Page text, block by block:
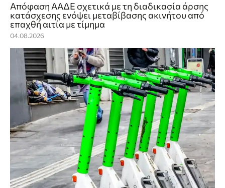
Απόφαση ΑΑΔΕ σχετικά με τη διαδικασία άρσης
κατάσχεσης ενόψει μεταβίβασης ακινήτου από
επαχθή αιτία με τίμημα
04.08.2026